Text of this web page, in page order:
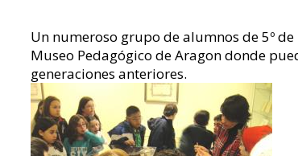
Un numeroso grupo de alumnos de 5º
Museo Pedagógico de Aragon donde
generaciones anteriores.